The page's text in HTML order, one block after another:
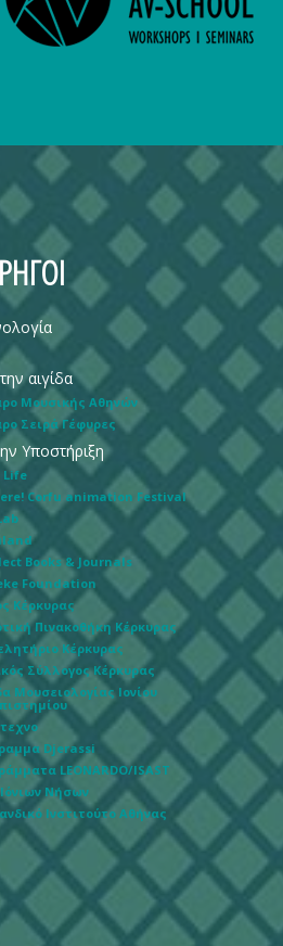
αιγίδα
Μουσικής Αθηνών
Σειρά Γέφυρες
Υποστήριξη
Life
Corfu animation Festival
Books & Journals
Foundation
Κέρκυρας
Πινακοθήκη Κέρκυρας
Κέρκυρας
Σύλλογος Κέρκυρας
Μουσειολογίας Ιονίου
Djerassi
LEONARDO/ISAST
Ιόνιων Νήσων
Ινστιτούτο Αθήνας